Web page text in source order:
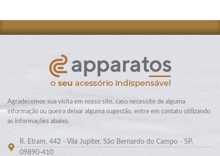
Agradecemos sua visita em nosso site, caso necessite de alguma
informação ou queira deixar alguma sugestão, entre em contato utilizando
as informações abaixo.
R. Etram, 442 - Vila Jupiter, São Bernardo do Campo - SP,
09890-410